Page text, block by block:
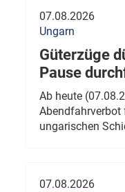
07.08.2026
Ungarn
Güterzüge
Pause
Ab heute
Abendfahrverbot
ungarischen
07.08.2026